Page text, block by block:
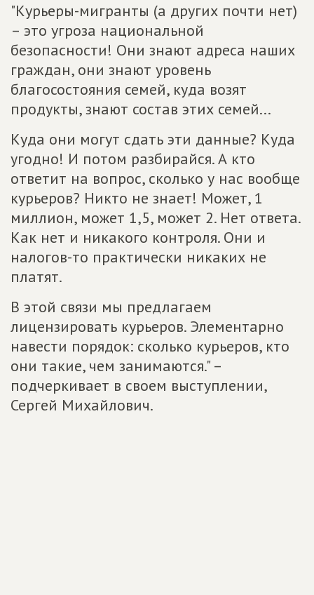
"Курьеры-мигранты (а других почти нет)
– это угроза национальной
безопасности! Они знают адреса наших
граждан, они знают уровень
благосостояния семей, куда возят
продукты, знают состав этих семей...
Куда они могут сдать эти данные? Куда
угодно! И потом разбирайся. А кто
ответит на вопрос, сколько у нас вообще
курьеров? Никто не знает! Может, 1
миллион, может 1,5, может 2. Нет ответа.
Как нет и никакого контроля. Они и
налогов-то практически никаких не
платят.
В этой связи мы предлагаем
лицензировать курьеров. Элементарно
навести порядок: сколько курьеров, кто
они такие, чем занимаются." –
подчеркивает в своем выступлении,
Сергей Михайлович.